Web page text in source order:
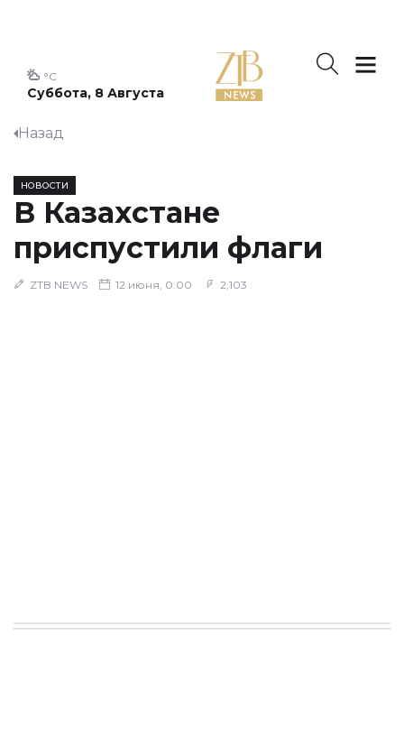
Суббота, 8 Августа
°C
Назад
НОВОСТИ
В Казахстане
приспустили флаги
ZTB NEWS 12 июня, 0:00 2,103